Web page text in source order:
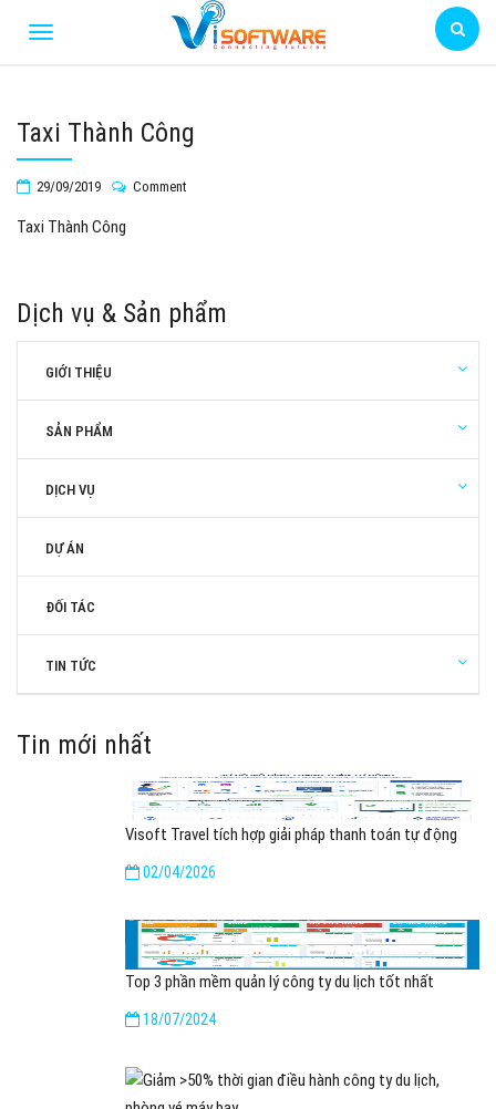
Taxi Thành Công
29/09/2019 Comment
Taxi Thành Công
Dịch vụ & Sản phẩm
GIỚI THIỆU
SẢN PHẨM
DỊCH VỤ
DỰ ÁN
ĐỐI TÁC
TIN TỨC
Tin mới nhất
Visoft Travel tích hợp giải pháp thanh toán tự động
02/04/2026
Top 3 phần mềm quản lý công ty du lịch tốt nhất
18/07/2024